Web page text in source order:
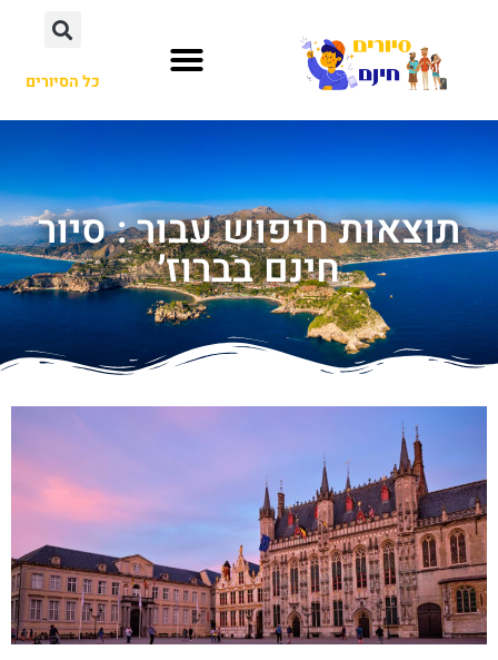
כל הסיורים
תוצאות חיפוש עבור : סיור
חינם בברוז׳